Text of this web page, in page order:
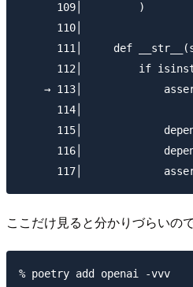
      109│         )
      110│
111│     def
112│         if
→ 113│
      114│
115│
116│
ここだけ見ると分かりづらいの
% poetry add openai -vvv